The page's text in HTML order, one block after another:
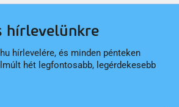
hírlevelünkre
hírlevelére, és minden pénteken
hét legfontosabb, legérdekesebb